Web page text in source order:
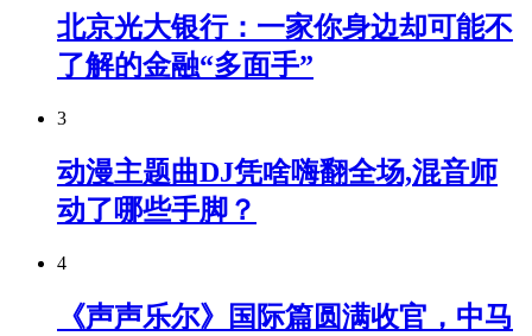
北京光大银行：一家你身边却可能不
了解的金融“多面手”
3
动漫主题曲DJ凭啥嗨翻全场,混音师
动了哪些手脚？
4
《声声乐尔》国际篇圆满收官，中马